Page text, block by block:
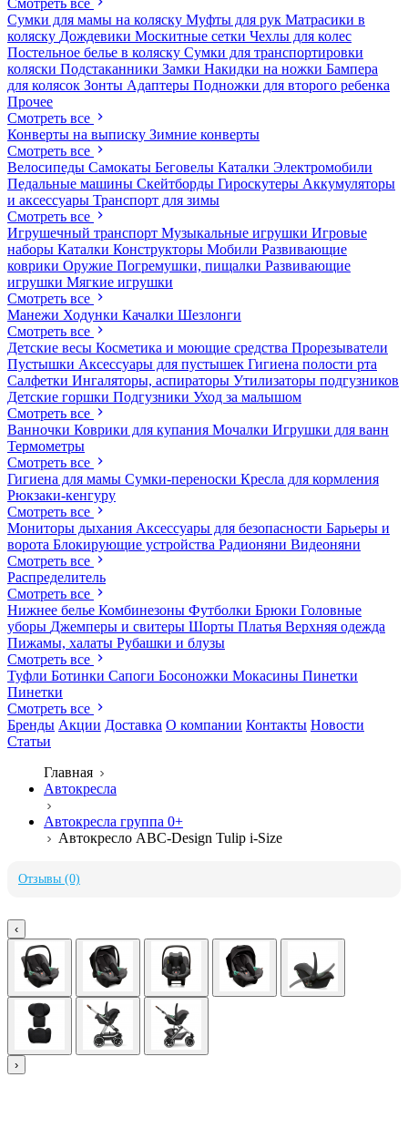
Смотреть все
Сумки для мамы на коляску Муфты для рук Матрасики в
коляску Дождевики Москитные сетки Чехлы для колес
Постельное белье в коляску Сумки для транспортировки
коляски Подстаканники Замки Накидки на ножки Бампера
для колясок Зонты Адаптеры Подножки для второго ребенка
Прочее
Смотреть все
Конверты на выписку Зимние конверты
Смотреть все
Велосипеды Самокаты Беговелы Каталки Электромобили
Педальные машины Скейтборды Гироскутеры Аккумуляторы
и аксессуары Транспорт для зимы
Смотреть все
Игрушечный транспорт Музыкальные игрушки Игровые
наборы Каталки Конструкторы Мобили Развивающие
коврики Оружие Погремушки, пищалки Развивающие
игрушки Мягкие игрушки
Смотреть все
Манежи Ходунки Качалки Шезлонги
Смотреть все
Детские весы Косметика и моющие средства Прорезыватели
Пустышки Аксессуары для пустышек Гигиена полости рта
Салфетки Ингаляторы, аспираторы Утилизаторы подгузников
Детские горшки Подгузники Уход за малышом
Смотреть все
Ванночки Коврики для купания Мочалки Игрушки для ванн
Термометры
Смотреть все
Гигиена для мамы Сумки-переноски Кресла для кормления
Рюкзаки-кенгуру
Смотреть все
Мониторы дыхания Аксессуары для безопасности Барьеры и
ворота Блокирующие устройства Радионяни Видеоняни
Смотреть все
Распределитель
Смотреть все
Нижнее белье Комбинезоны Футболки Брюки Головные
уборы Джемперы и свитеры Шорты Платья Верхняя одежда
Пижамы, халаты Рубашки и блузы
Смотреть все
Туфли Ботинки Сапоги Босоножки Мокасины Пинетки
Пинетки
Смотреть все
Бренды Акции Доставка О компании Контакты Новости
Статьи
Главная
Автокресла
Автокресла группа 0+
Автокресло ABC-Design Tulip i-Size
Отзывы (0)
‹
›